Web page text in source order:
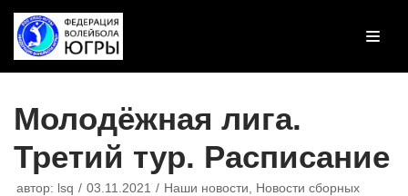
Перейти
к
Молодёжная лига.
Третий тур. Расписание
автор: lsq 03.11.2021 Наши новости
Новости сборных